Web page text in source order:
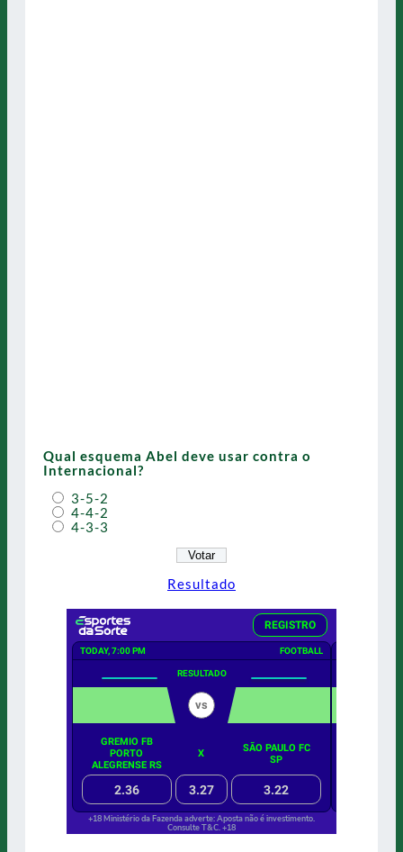
Qual esquema Abel deve usar contra o
Internacional?
3-5-2
4-4-2
4-3-3
Resultado